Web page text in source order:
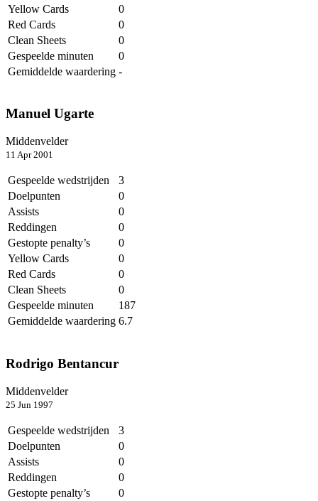
Yellow Cards
0
Red Cards
0
Clean Sheets
0
Gespeelde minuten
0
Gemiddelde waardering -
Manuel Ugarte
Middenvelder
11 Apr 2001
Gespeelde wedstrijden
3
Doelpunten
0
Assists
0
Reddingen
0
Gestopte penalty’s
0
Yellow Cards
0
Red Cards
0
Clean Sheets
0
Gespeelde minuten
187
Gemiddelde waardering 6.7
Rodrigo Bentancur
Middenvelder
25 Jun 1997
Gespeelde wedstrijden
3
Doelpunten
0
Assists
0
Reddingen
0
Gestopte penalty’s
0